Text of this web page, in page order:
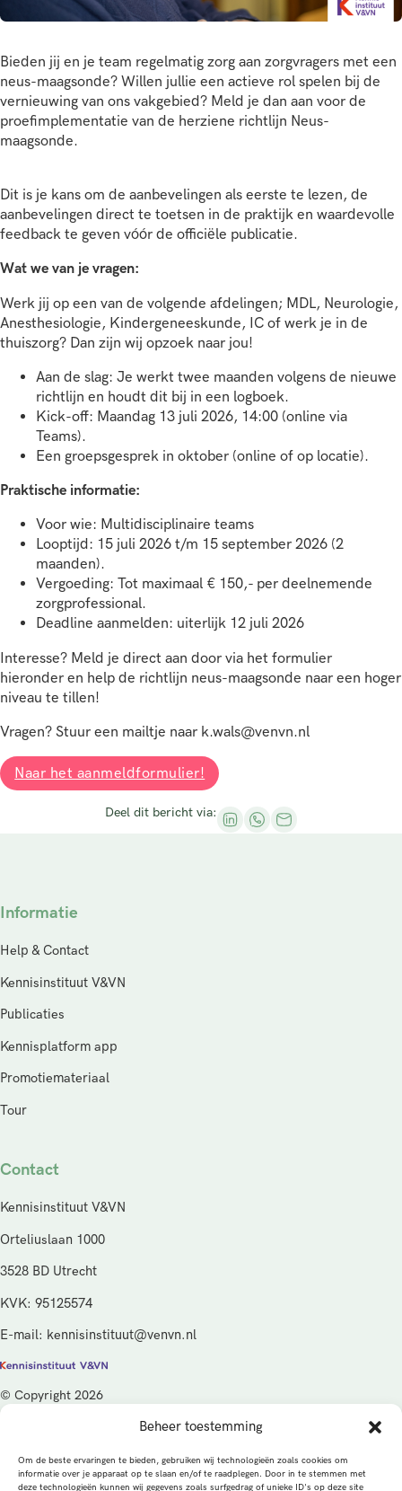
Beheer toestemming
Om de beste ervaringen te bieden, gebruiken wij technologieën zoals cookies om
informatie over je apparaat op te slaan en/of te raadplegen. Door in te stemmen met
deze technologieën kunnen wij gegevens zoals surfgedrag of unieke ID's op deze site
Bieden jij en je team regelmatig zorg aan zorgvragers met een
neus-maagsonde? Willen jullie een actieve rol spelen bij de
vernieuwing van ons vakgebied? Meld je dan aan voor de
proefimplementatie van de herziene richtlijn Neus-
maagsonde.
Dit is je kans om de aanbevelingen als eerste te lezen, de
aanbevelingen direct te toetsen in de praktijk en waardevolle
feedback te geven vóór de officiële publicatie.
Wat we van je vragen:
Werk jij op een van de volgende afdelingen; MDL, Neurologie,
Anesthesiologie, Kindergeneeskunde, IC of werk je in de
thuiszorg? Dan zijn wij opzoek naar jou!
Aan de slag: Je werkt twee maanden volgens de nieuwe
richtlijn en houdt dit bij in een logboek.
Kick-off: Maandag 13 juli 2026, 14:00 (online via
Teams).
Een groepsgesprek in oktober (online of op locatie).
Praktische informatie:
Voor wie: Multidisciplinaire teams
Looptijd: 15 juli 2026 t/m 15 september 2026 (2
maanden).
Vergoeding: Tot maximaal € 150,- per deelnemende
zorgprofessional.
Deadline aanmelden: uiterlijk 12 juli 2026
Interesse? Meld je direct aan door via het formulier
hieronder en help de richtlijn neus-maagsonde naar een hoger
niveau te tillen!
Vragen? Stuur een mailtje naar k.wals@venvn.nl
Naar het aanmeldformulier!
Deel dit bericht via:
Informatie
Help & Contact
Kennisinstituut V&VN
Publicaties
Kennisplatform app
Promotiemateriaal
Tour
Contact
Kennisinstituut V&VN
Orteliuslaan 1000
3528 BD Utrecht
KVK: 95125574
E-mail: kennisinstituut@venvn.nl
© Copyright 2026
De activiteiten van het Kennisinstituut V&VN worden gefinancierd
vanuit de kwaliteitsgelden van het ministerie van Volksgezondheid,
Welzijn en Sport (VWS), beheerd door ZonMw.